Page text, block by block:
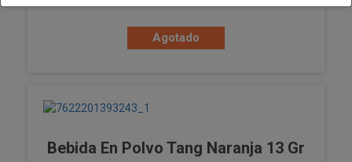
Agotado
Bebida En Polvo Tang Naranja 13 Gr